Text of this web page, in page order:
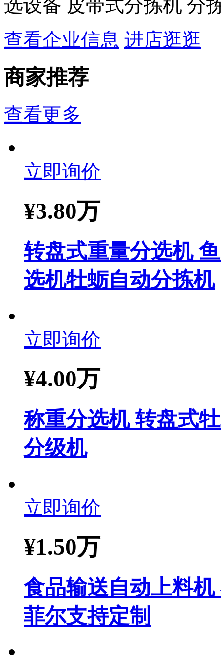
选设备 皮带式分拣机 分
查看企业信息 进店逛逛
商家推荐
查看更多
立即询价
¥3.80万
转盘式重量分选机
选机牡蛎自动分拣机
立即询价
¥4.00万
称重分选机 转盘式
分级机
立即询价
¥1.50万
食品输送自动上料
菲尔支持定制